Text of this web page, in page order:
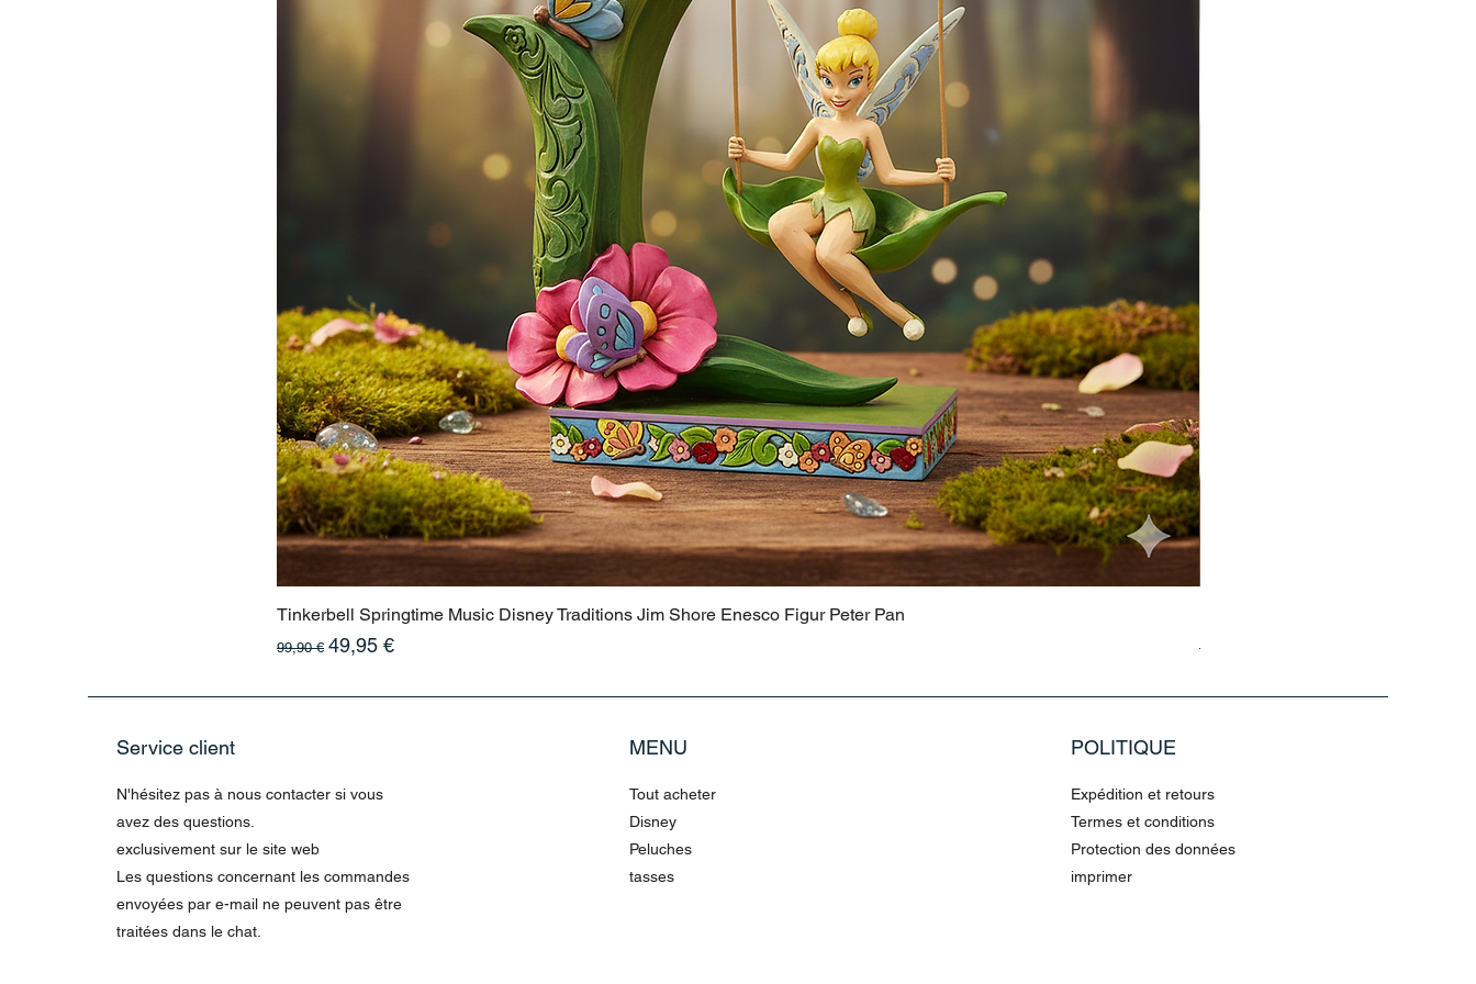
Tinkerbell Springtime Music Disney Traditions Jim Shore Enesco Figur Peter Pan
Prix original
99,90 € Prix promotionnel
49,95 € Prix original
10,90 €
Service client
N'hésitez pas à nous contacter si vous
avez des questions.
exclusivement sur le site web
Les questions concernant les commandes
envoyées par e-mail ne peuvent pas être
traitées dans le chat.
MENU
Tout acheter
Disney
Peluches
tasses
POLITIQUE
Expédition et retours
Termes et conditions
Protection des données
imprimer